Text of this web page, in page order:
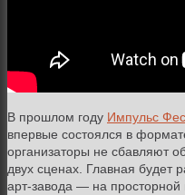
В прошлом году Импульс
впервые состоялся в
организаторы не сбавляют
двух сценах. Главная будет
арт-завода — на